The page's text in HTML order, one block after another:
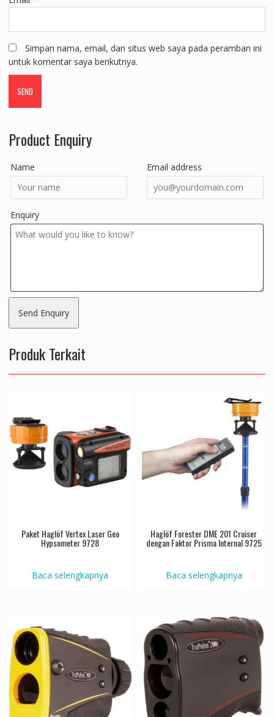
Simpan nama, email, dan situs web saya pada peramban ini
untuk komentar saya berikutnya.
Product Enquiry
Name Email address
Enquiry
Produk Terkait
Paket Haglöf Vertex Laser Geo
Hypsometer 9728
Baca selengkapnya
Haglöf Forester DME 201 Cruiser
dengan Faktor Prisma Internal 9725
Baca selengkapnya